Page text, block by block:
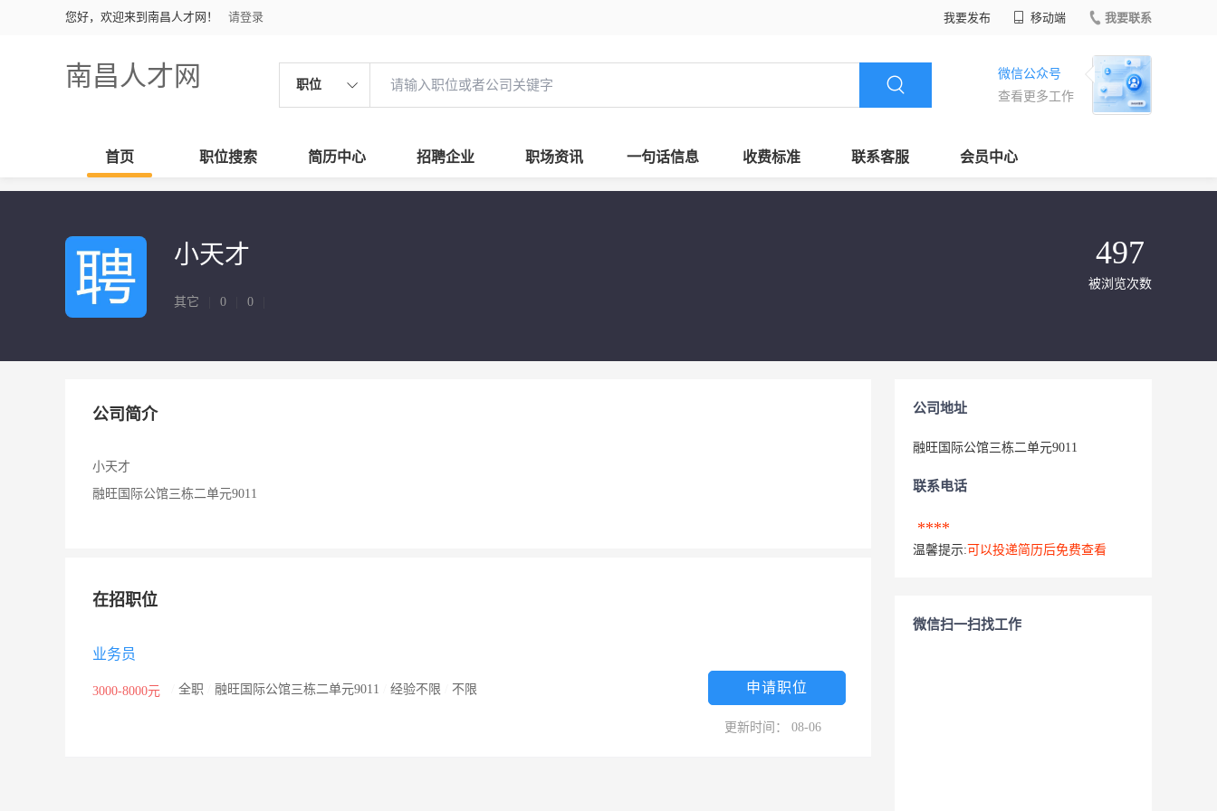
您好，欢迎来到南昌人才网！ 请登录 我要发布 移动端 我要联系
南昌人才网 职位
微信公众号
查看更多工作
首页 职位搜索 简历中心 招聘企业 职场资讯 一句话信息 收费标准 联系客服 会员中心
小天才
其它 0 0
497
被浏览次数
公司简介
小天才
融旺国际公馆三栋二单元9011
在招职位
业务员
3000-8000元 全职 融旺国际公馆三栋二单元9011 经验不限 不限 申请职位
更新时间： 08-06
公司地址
融旺国际公馆三栋二单元9011
联系电话
****
温馨提示: 可以投递简历后免费查看
微信扫一扫找工作